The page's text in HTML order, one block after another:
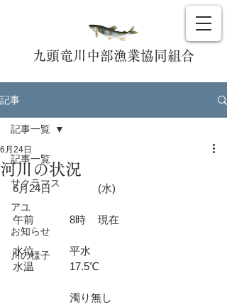
九頭竜川中部漁業協同組合
記事
記事一覧
サクラマス
アユ
お知らせ
川の様子
記事一覧
河川の状況
6月24日
6月24日		(水)
午前		8時	現在
水温		17.5℃